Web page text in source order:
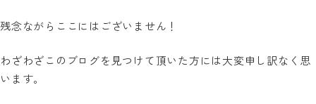
残念ながらここにはございません！
わざわざこのブログを見つけて頂いた方には大変申し訳なく思
います。